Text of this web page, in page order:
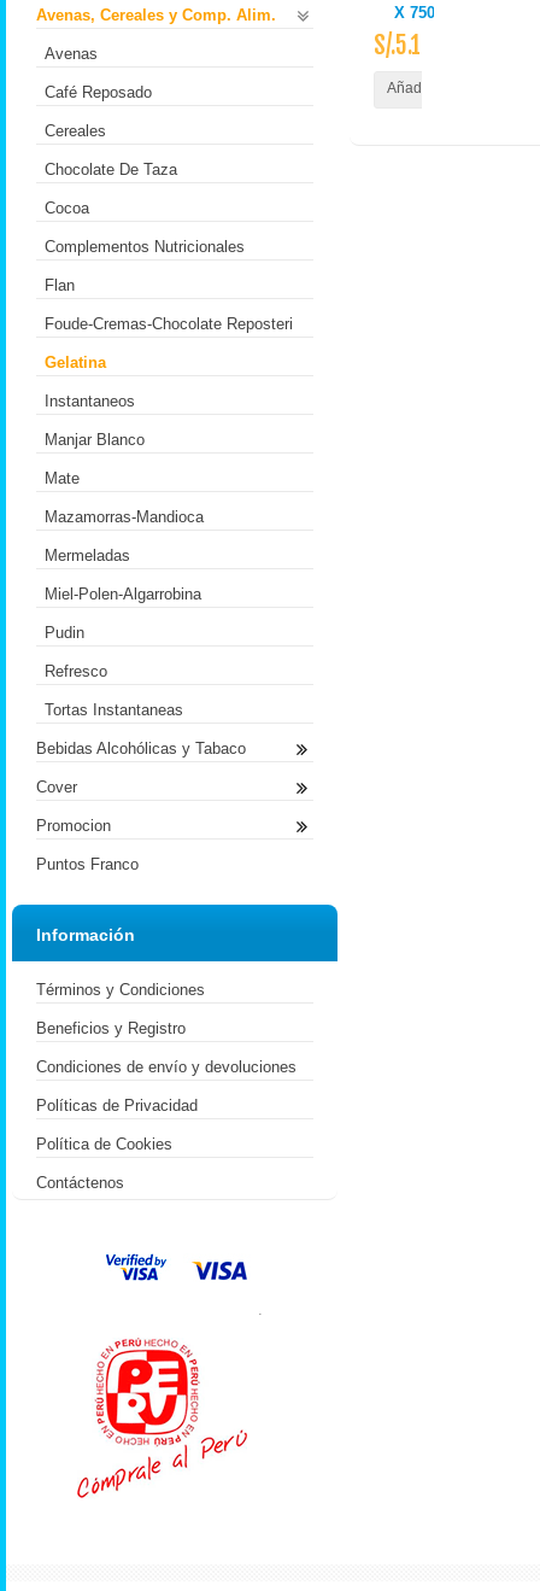
X 750GR
S/.5.10
Añadir al Carrito
Avenas, Cereales y Comp. Alim.
Avenas
Café Reposado
Cereales
Chocolate De Taza
Cocoa
Complementos Nutricionales
Flan
Foude-Cremas-Chocolate Reposteri
Gelatina
Instantaneos
Manjar Blanco
Mate
Mazamorras-Mandioca
Mermeladas
Miel-Polen-Algarrobina
Pudin
Refresco
Tortas Instantaneas
Bebidas Alcohólicas y Tabaco
Cover
Promocion
Puntos Franco
Información
Términos y Condiciones
Beneficios y Registro
Condiciones de envío y devoluciones
Políticas de Privacidad
Política de Cookies
Contáctenos
.